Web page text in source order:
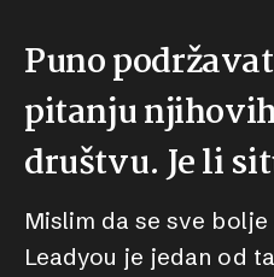
Puno
pitanju
društvu. Je li
Mislim da se sve
Leadyou je jedan od